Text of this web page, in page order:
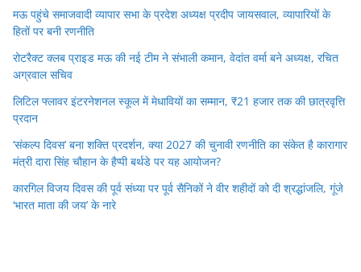
मऊ पहुंचे समाजवादी व्यापार सभा के प्रदेश अध्यक्ष प्रदीप जायसवाल, व्यापारियों के
हितों पर बनी रणनीति
रोटरैक्ट क्लब प्राइड मऊ की नई टीम ने संभाली कमान, वेदांत वर्मा बने अध्यक्ष, रचित
अग्रवाल सचिव
लिटिल फ्लावर इंटरनेशनल स्कूल में मेधावियों का सम्मान, ₹21 हजार तक की छात्रवृत्ति
प्रदान
‘संकल्प दिवस’ बना शक्ति प्रदर्शन, क्या 2027 की चुनावी रणनीति का संकेत है कारागार
मंत्री दारा सिंह चौहान के हैप्पी बर्थडे पर यह आयोजन?
कारगिल विजय दिवस की पूर्व संध्या पर पूर्व सैनिकों ने वीर शहीदों को दी श्रद्धांजलि, गूंजे
‘भारत माता की जय’ के नारे